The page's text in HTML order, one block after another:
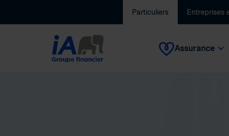
Particuliers Entreprises
Assurance